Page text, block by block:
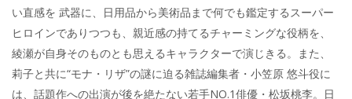
い直感を 武器に、日用品から美術品まで何でも鑑定するスーパー
ヒロインでありつつも、親近感の持てるチャーミングな役柄を、
綾瀬が自身そのものとも思えるキャラクターで演じきる。また、
莉子と共に“モナ・リザ”の謎に迫る雑誌編集者・小笠原 悠斗役に
は、話題作への出演が後を絶たない若手NO.1俳優・松坂桃李。日